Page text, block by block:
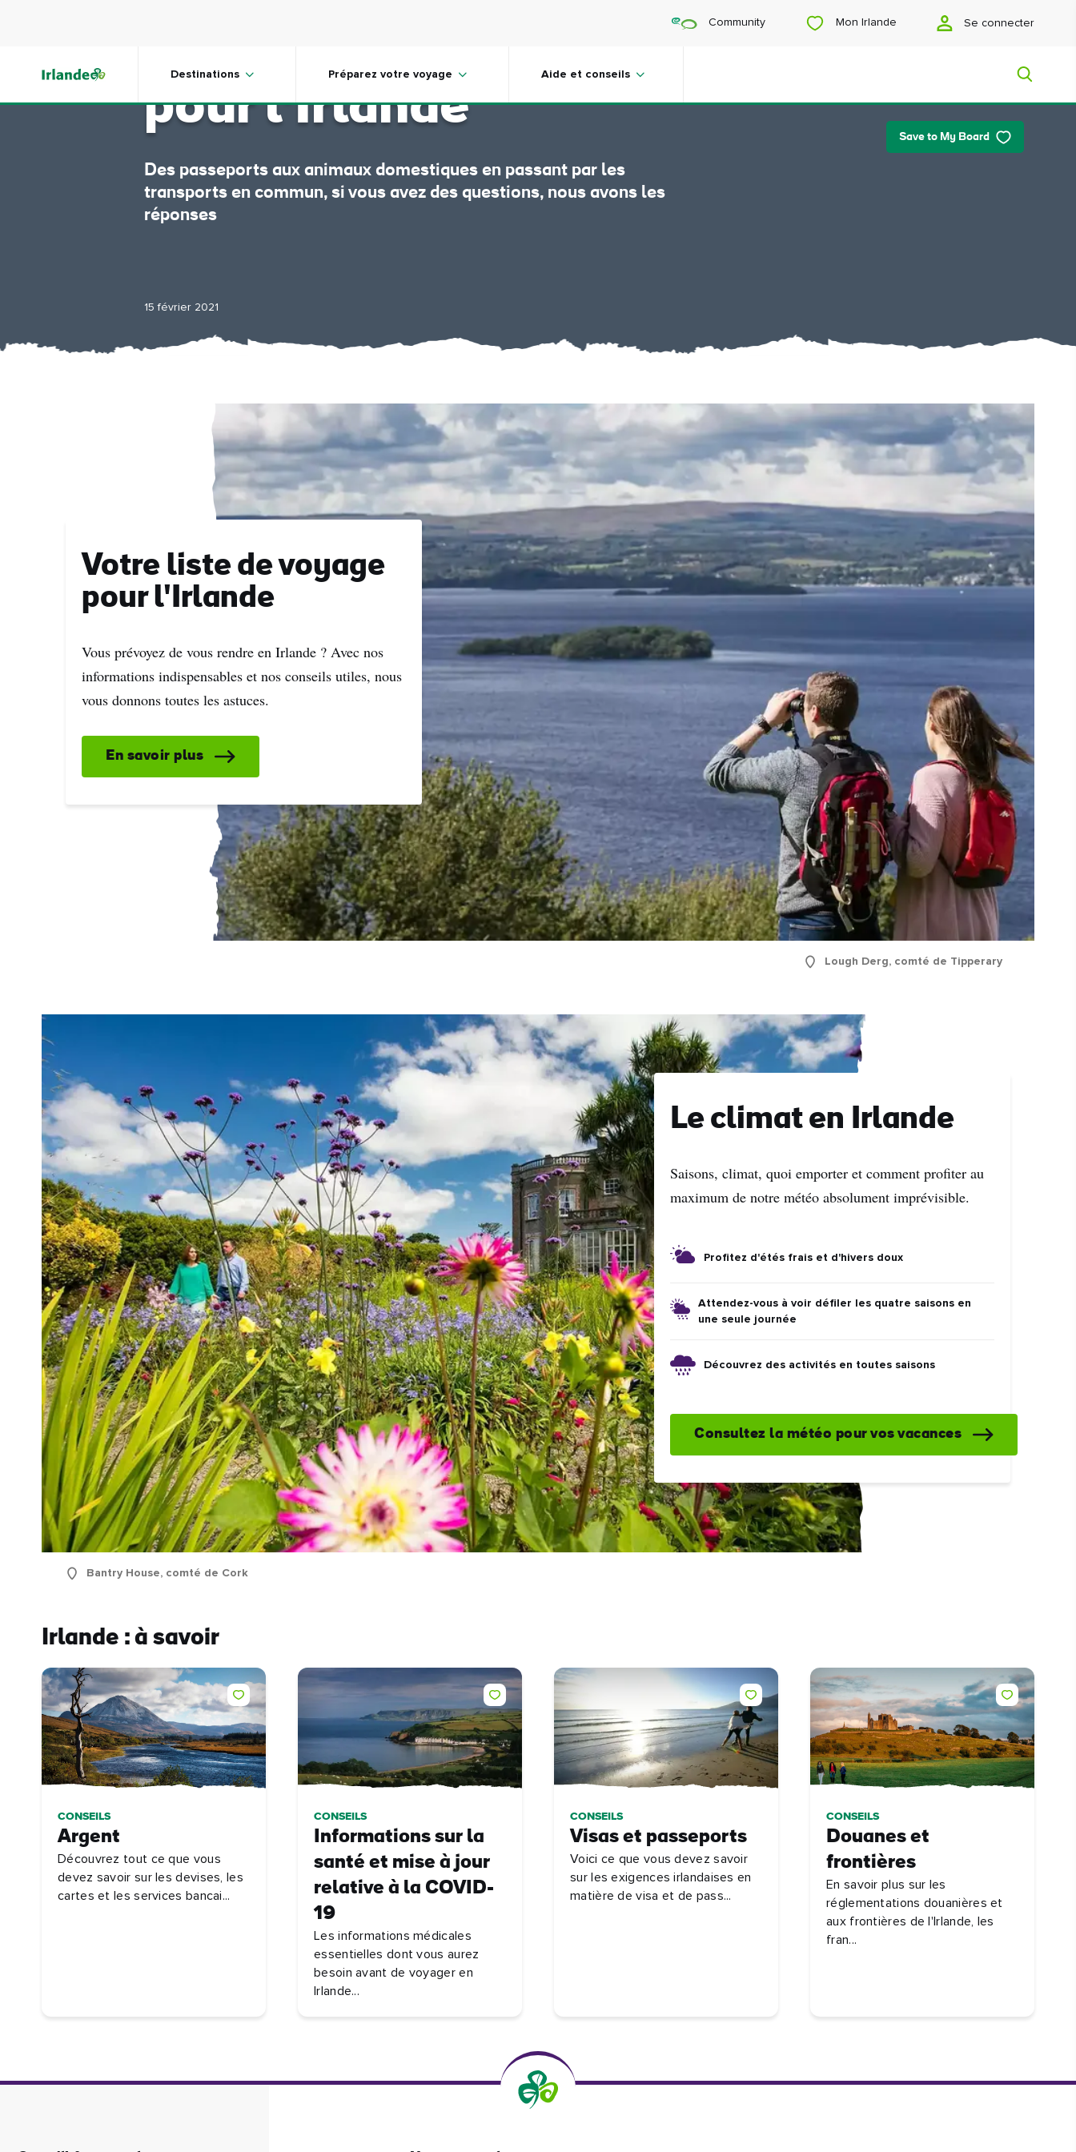
Community Mon Irlande Se connecter
Destinations Préparez votre voyage Aide et conseils
#CultureEtPatrimoine
#ActivitésDePleinAir
#SitesEmblématiques
Save to My Board
Votre meilleur guide
pour l'Irlande
Des passeports aux animaux domestiques en passant par les
transports en commun, si vous avez des questions, nous avons les
réponses
15 février 2021
First
Name
Surname
Email
Address
Je comprends qu'en m'inscrivant, je recevrai des e-mails
personnalisés basés sur mon utilisation du site Web du Tourisme
Irlandais, des e-mails et de la publicité du Tourisme Irlandais sur
d'autres sites Web, des cookies et des pixels de suivi. Vous pouvez
vous désinscrire à tout moment en cliquant sur "se désinscrire" dans
nos e-mails. Pour plus d'informations sur la manière dont nous traitons
vos données personnelles, consultez notrepolitique de
confidentialité
Lough Derg, comté de Tipperary
Votre liste de voyage
pour l'Irlande
Vous prévoyez de vous rendre en Irlande ? Avec nos
informations indispensables et nos conseils utiles, nous
vous donnons toutes les astuces.
En savoir plus
Bantry House, comté de Cork
Le climat en Irlande
Saisons, climat, quoi emporter et comment profiter au
maximum de notre météo absolument imprévisible.
Profitez d'étés frais et d'hivers doux
Attendez-vous à voir défiler les quatre saisons en
une seule journée
Découvrez des activités en toutes saisons
Consultez la météo pour vos vacances
Irlande : à savoir
CONSEILS
Argent
Découvrez tout ce que vous
devez savoir sur les devises, les
cartes et les services bancai...
CONSEILS
Informations sur la
santé et mise à jour
relative à la COVID-
19
Les informations médicales
essentielles dont vous aurez
besoin avant de voyager en
Irlande...
CONSEILS
Visas et passeports
Voici ce que vous devez savoir
sur les exigences irlandaises en
matière de visa et de pass...
CONSEILS
Douanes et
frontières
En savoir plus sur les
réglementations douanières et
aux frontières de l'Irlande, les
fran...